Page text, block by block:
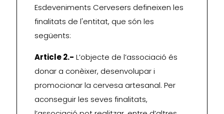
Esdeveniments Cervesers defineixen les
finalitats de l'entitat, que són les
següents:
Article 2.- L’objecte de l’associació és
donar a conèixer, desenvolupar i
promocionar la cervesa artesanal. Per
aconseguir les seves finalitats,